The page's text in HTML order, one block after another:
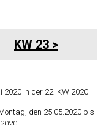
KW 23
in der 22. KW 2020.
den 25.05.2020 bis